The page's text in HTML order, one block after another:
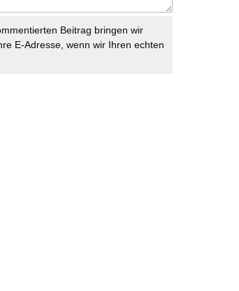
Beitrag bringen wir
E-Adresse, wenn wir Ihren echten